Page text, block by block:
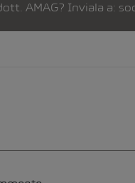
AMAG? Inviala a: